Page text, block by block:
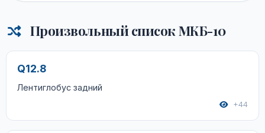
Произвольный список МКБ-10
Q12.8
Лентиглобус задний
+44